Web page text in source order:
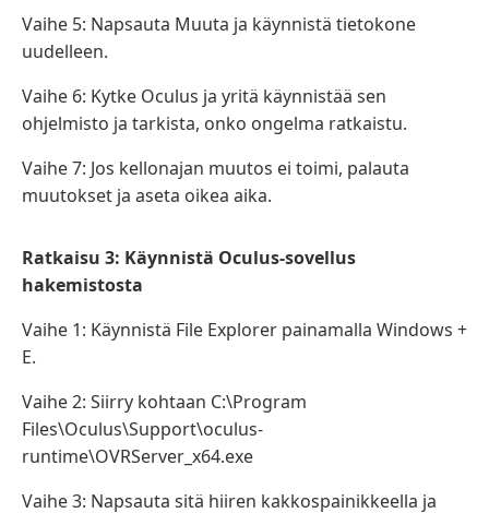
Vaihe 5: Napsauta Muuta ja käynnistä tietokone
uudelleen.
Vaihe 6: Kytke Oculus ja yritä käynnistää sen
ohjelmisto ja tarkista, onko ongelma ratkaistu.
Vaihe 7: Jos kellonajan muutos ei toimi, palauta
muutokset ja aseta oikea aika.
Ratkaisu 3: Käynnistä Oculus-sovellus
hakemistosta
Vaihe 1: Käynnistä File Explorer painamalla Windows +
E.
Vaihe 2: Siirry kohtaan C:\Program
Files\Oculus\Support\oculus-
runtime\OVRServer_x64.exe
Vaihe 3: Napsauta sitä hiiren kakkospainikkeella ja